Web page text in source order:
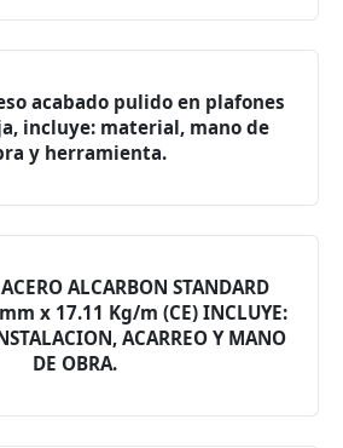
acabado pulido en plafones
incluye: material, mano de
y herramienta.
ACERO ALCARBON STANDARD
x 17.11 Kg/m (CE) INCLUYE:
ACARREO Y MANO
DE OBRA.